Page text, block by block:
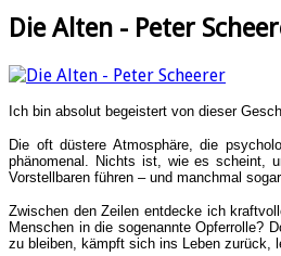
Die Alten - Peter
Ich bin absolut begeistert von dieser
Die oft düstere Atmosphäre, die
phänomenal. Nichts ist, wie es scheint,
Vorstellbaren führen – und manchmal
Zwischen den Zeilen entdecke ich
Menschen in die sogenannte Opferrolle?
zu bleiben, kämpft sich ins Leben zurück,